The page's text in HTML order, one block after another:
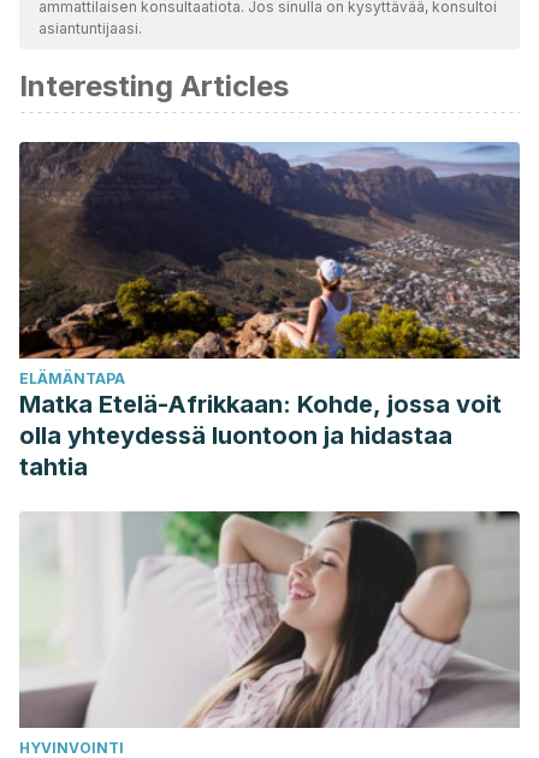
ammattilaisen konsultaatiota. Jos sinulla on kysyttävää, konsultoi
asiantuntijaasi.
Interesting Articles
ELÄMÄNTAPA
Matka Etelä-Afrikkaan: Kohde, jossa voit
olla yhteydessä luontoon ja hidastaa
tahtia
HYVINVOINTI